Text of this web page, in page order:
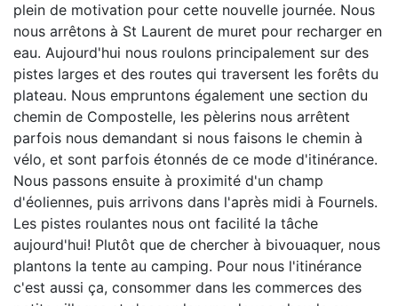
plein de motivation pour cette nouvelle journée. Nous
nous arrêtons à St Laurent de muret pour recharger en
eau. Aujourd'hui nous roulons principalement sur des
pistes larges et des routes qui traversent les forêts du
plateau. Nous empruntons également une section du
chemin de Compostelle, les pèlerins nous arrêtent
parfois nous demandant si nous faisons le chemin à
vélo, et sont parfois étonnés de ce mode d'itinérance.
Nous passons ensuite à proximité d'un champ
d'éoliennes, puis arrivons dans l'après midi à Fournels.
Les pistes roulantes nous ont facilité la tâche
aujourd'hui! Plutôt que de chercher à bivouaquer, nous
plantons la tente au camping. Pour nous l'itinérance
c'est aussi ça, consommer dans les commerces des